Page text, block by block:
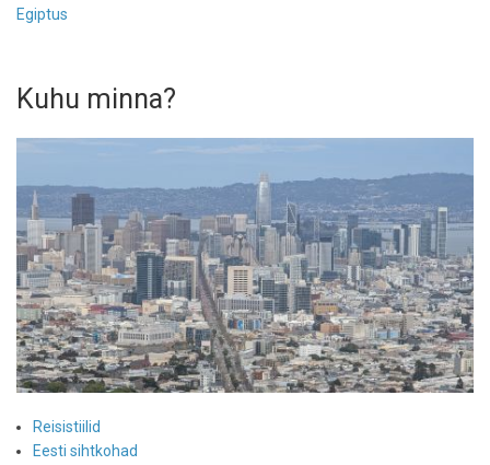
Egiptus
Kuhu minna?
Reisistiilid
Eesti sihtkohad